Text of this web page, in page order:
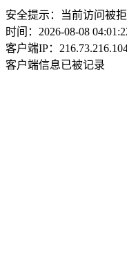
安全提示：当前访问被
时间：2026-08-08
客户端IP：
客户端信息已被记录